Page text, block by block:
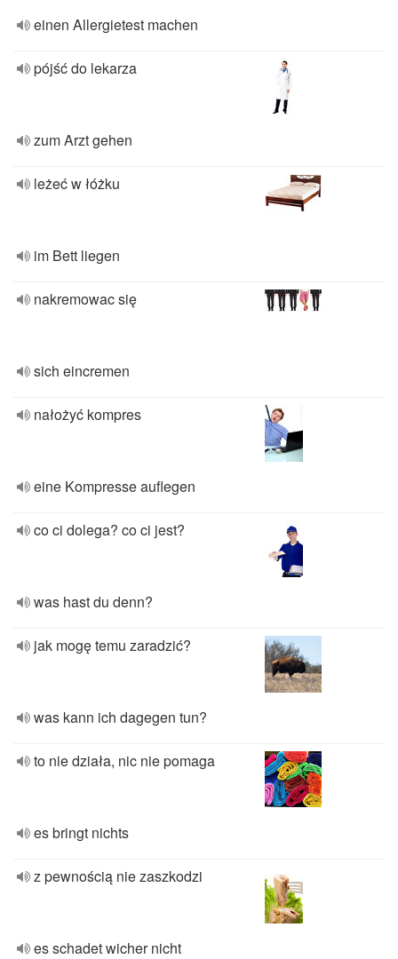
einen Allergietest machen
pójść do lekarza
zum Arzt gehen
leżeć w łóżku
im Bett liegen
nakremowac się
sich eincremen
nałożyć kompres
eine Kompresse auflegen
co ci dolega? co ci jest?
was hast du denn?
jak mogę temu zaradzić?
was kann ich dagegen tun?
to nie działa, nic nie pomaga
es bringt nichts
z pewnością nie zaszkodzi
es schadet wicher nicht